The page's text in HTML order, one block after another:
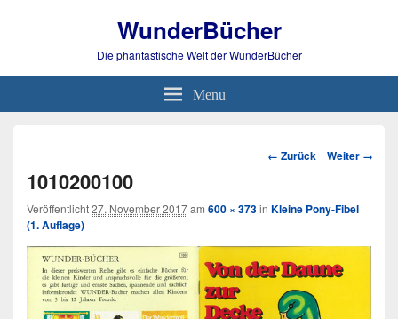
WunderBücher
Die phantastische Welt der WunderBücher
Menu
Bild-
← Zurück Weiter →
1010200100
Veröffentlicht27. November 2017am 600 × 373in Kleine Pony-Fibel
(1. Auflage)